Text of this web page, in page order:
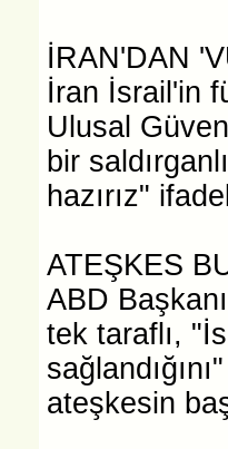
İRAN'DAN
İran İsrail'in
Ulusal
bir
hazırız"
ATEŞKES
ABD
tek taraflı,
ateşkesin